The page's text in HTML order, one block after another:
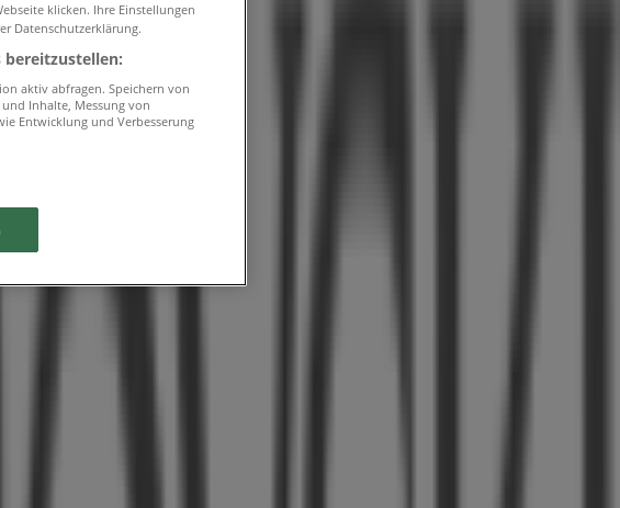
klicken. Ihre Einstellungen
Datenschutzerklärung.
bereitzustellen:
aktiv abfragen. Speichern von
Inhalte, Messung von
Entwicklung und Verbesserung